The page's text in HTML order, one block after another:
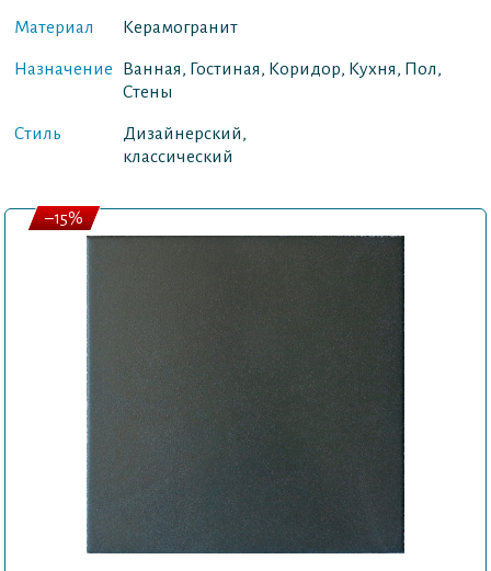
Материал Керамогранит
Назначение
Ванная, Гостиная, Коридор, Кухня, Пол,
Стены
Стиль
Дизайнерский,
классический
–15%